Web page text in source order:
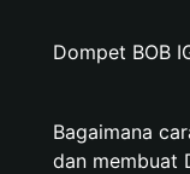
Dompet BOB
Bagaimana
dan membuat